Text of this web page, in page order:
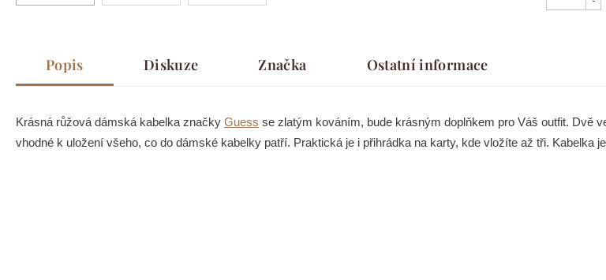
Popis Diskuze Značka Ostatní informace
Krásná růžová dámská kabelka značky Guess se zlatým kováním, bude krásným doplňkem pro Váš outfit. Dvě
vhodné k uložení všeho, co do dámské kabelky patří. Praktická je i přihrádka na karty, kde vložíte až tři. Kabelka